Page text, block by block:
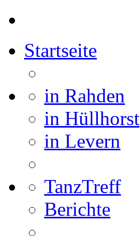
Startseite
in Rahden
in Hüllhorst
in Levern
TanzTreff
Berichte